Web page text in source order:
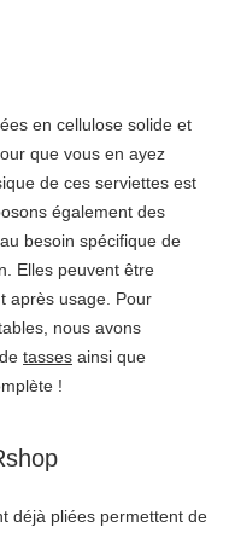
en cellulose solide et
que vous en ayez
de ces serviettes est
également des
besoin spécifique de
Elles peuvent être
après usage. Pour
nous avons
tasses ainsi que
!
déjà pliées permettent de